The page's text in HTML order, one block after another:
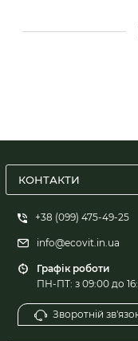
КОНТАКТИ
+38 (099) 475-49-25
info@ecovit.in.ua
Графік роботи
ПН-ПТ: з 09:00 до
Зворотній